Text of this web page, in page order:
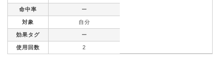
命中率 ー
対象 自分
効果タグ ー
使用回数 2